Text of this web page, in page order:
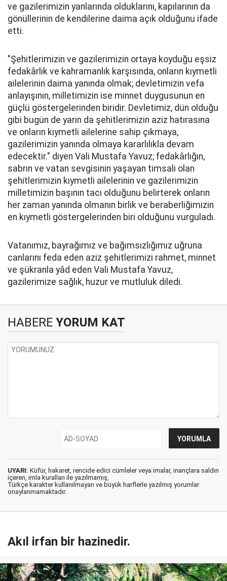
ve gazilerimizin yanlarında olduklarını, kapılarının da
gönüllerinin de kendilerine daima açık olduğunu ifade
etti.
"Şehitlerimizin ve gazilerimizin ortaya koyduğu eşsiz
fedakârlık ve kahramanlık karşısında, onların kıymetli
ailelerinin daima yanında olmak; devletimizin vefa
anlayışının, milletimizin ise minnet duygusunun en
güçlü göstergelerinden biridir. Devletimiz, dün olduğu
gibi bugün de yarın da şehitlerimizin aziz hatırasına
ve onların kıymetli ailelerine sahip çıkmaya,
gazilerimizin yanında olmaya kararlılıkla devam
edecektir." diyen Vali Mustafa Yavuz; fedakârlığın,
sabrın ve vatan sevgisinin yaşayan timsali olan
şehitlerimizin kıymetli ailelerinin ve gazilerimizin
milletimizin başının tacı olduğunu belirterek onların
her zaman yanında olmanın birlik ve beraberliğimizin
en kıymetli göstergelerinden biri olduğunu vurguladı.
Vatanımız, bayrağımız ve bağımsızlığımız uğruna
canlarını feda eden aziz şehitlerimizi rahmet, minnet
ve şükranla yâd eden Vali Mustafa Yavuz,
gazilerimize sağlık, huzur ve mutluluk diledi.
HABERE YORUM KAT
UYARI: Küfür, hakaret, rencide edici cümleler veya imalar, inançlara saldırı
içeren, imla kuralları ile yazılmamış,
Türkçe karakter kullanılmayan ve büyük harflerle yazılmış yorumlar
onaylanmamaktadır.
Akıl irfan bir hazinedir.